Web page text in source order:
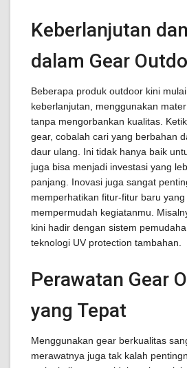
Keberlanjutan
dalam Gear
Beberapa produk outdoor kini
keberlanjutan, menggunakan
tanpa mengorbankan kualitas.
gear, cobalah cari yang berbahan
daur ulang. Ini tidak hanya baik
juga bisa menjadi investasi yang
panjang. Inovasi juga sangat
memperhatikan fitur-fitur baru
mempermudah kegiatanmu.
kini hadir dengan sistem
teknologi UV protection tambahan.
Perawatan Gear
yang Tepat
Menggunakan gear berkualitas
merawatnya juga tak kalah